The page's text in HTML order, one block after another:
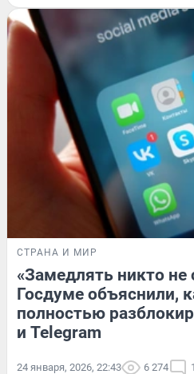
СТРАНА И МИР
«Замедлять никто не
Госдуме объяснили,
полностью
и Telegram
24 января, 2026, 22:43 6 274